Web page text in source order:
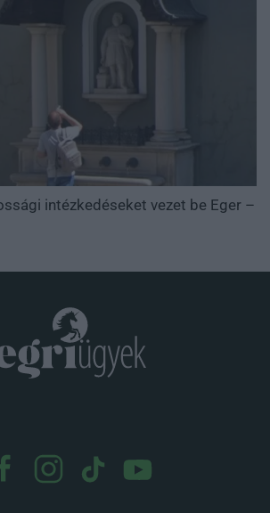
intézkedéseket vezet be Eger –